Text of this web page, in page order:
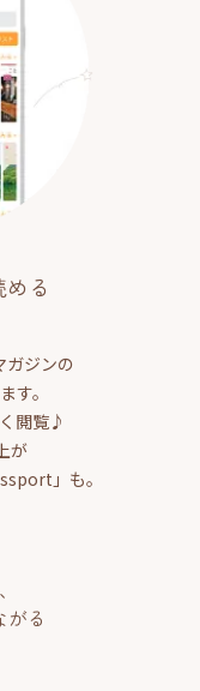
る
ガジンの
す。
閲覧♪
が
」も。
る